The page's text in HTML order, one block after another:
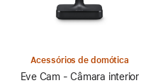
Acessórios de domótica
Eve Cam - Câmara interior